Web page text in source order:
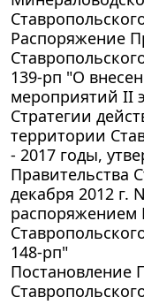
Распоряжение
139-рп "О
мероприятий II
Стратегии
территории
- 2017 годы,
Правительства
декабря 2012 г.
распоряжением
148-рп"
Постановление